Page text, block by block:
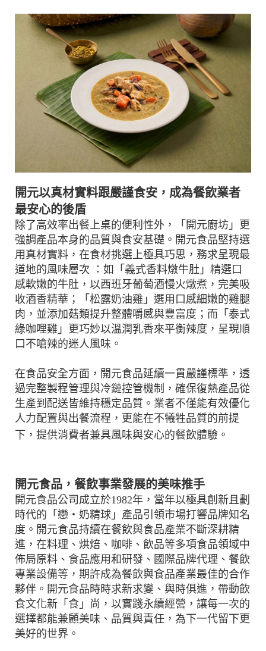
開元以真材實料跟嚴謹食安，成為餐飲業者
最安心的後盾
除了高效率出餐上桌的便利性外，「開元廚坊」更
強調產品本身的品質與食安基礎。開元食品堅持選
用真材實料，在食材挑選上極具巧思，務求呈現最
道地的風味層次 ：如「義式香料燉牛肚」精選口
感軟嫩的牛肚，以西班牙葡萄酒慢火燉煮，完美吸
收酒香精華；「松露奶油雞」選用口感細嫩的雞腿
肉，並添加菇類提升整體嚼感與豐富度；而「泰式
綠咖哩雞」更巧妙以溫潤乳香來平衡辣度，呈現順
口不嗆辣的迷人風味。
在食品安全方面，開元食品延續一貫嚴謹標準，透
過完整製程管理與冷鏈控管機制，確保復熱產品從
生產到配送皆維持穩定品質。業者不僅能有效優化
人力配置與出餐流程，更能在不犧牲品質的前提
下，提供消費者兼具風味與安心的餐飲體驗。
開元食品，餐飲事業發展的美味推手
開元食品公司成立於1982年，當年以極具創新且劃
時代的「戀‧奶精球」產品引領市場打響品牌知名
度。開元食品持續在餐飲與食品產業不斷深耕精
進，在料理、烘焙、咖啡、飲品等多項食品領域中
佈局原料、食品應用和研發、國際品牌代理、餐飲
專業設備等，期許成為餐飲與食品產業最佳的合作
夥伴。開元食品時時求新求變、與時俱進，帶動飲
食文化新「食」尚，以實踐永續經營，讓每一次的
選擇都能兼顧美味、品質與責任，為下一代留下更
美好的世界。